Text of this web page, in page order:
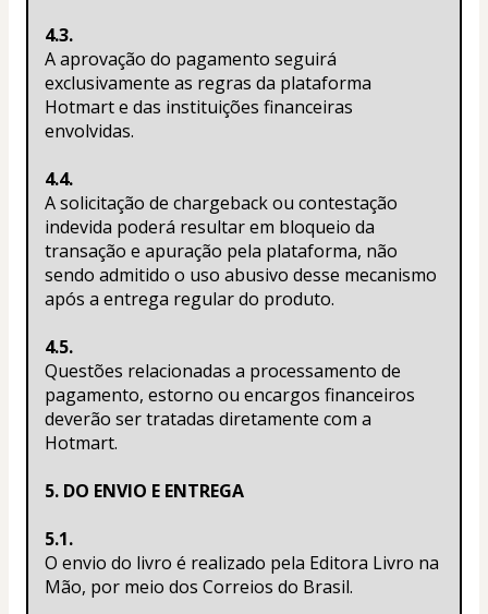
4.3.
A aprovação do pagamento seguirá
exclusivamente as regras da plataforma
Hotmart e das instituições financeiras
envolvidas.
4.4.
A solicitação de chargeback ou contestação
indevida poderá resultar em bloqueio da
transação e apuração pela plataforma, não
sendo admitido o uso abusivo desse mecanismo
após a entrega regular do produto.
4.5.
Questões relacionadas a processamento de
pagamento, estorno ou encargos financeiros
deverão ser tratadas diretamente com a
Hotmart.
5. DO ENVIO E ENTREGA
5.1.
O envio do livro é realizado pela Editora Livro na
Mão, por meio dos Correios do Brasil.